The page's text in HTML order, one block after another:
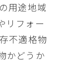
用途地域
リフォー
不適格物
かどうか